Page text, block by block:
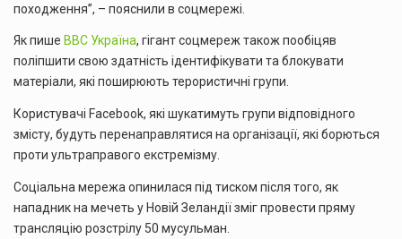
походження”, – пояснили в соцмережі.
Як пише BBC Україна, гігант соцмереж також пообіцяв
поліпшити свою здатність ідентифікувати та блокувати
матеріали, які поширюють терористичні групи.
Користувачі Facebook, які шукатимуть групи відповідного
змісту, будуть перенаправлятися на організації, які борються
проти ультраправого екстремізму.
Соціальна мережа опинилася під тиском після того, як
нападник на мечеть у Новій Зеландії зміг провести пряму
трансляцію розстрілу 50 мусульман.